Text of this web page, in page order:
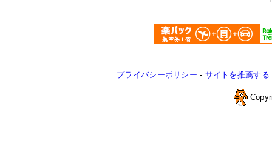
プライバシーポリシー - サイトを推薦する